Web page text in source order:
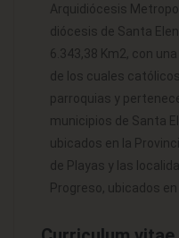
Arquidiócesis
diócesis de Santa
6.343,38 Km2, con
de los cuales
parroquias y
municipios de Santa
ubicados en la
de Playas y las
Progreso, ubicados en